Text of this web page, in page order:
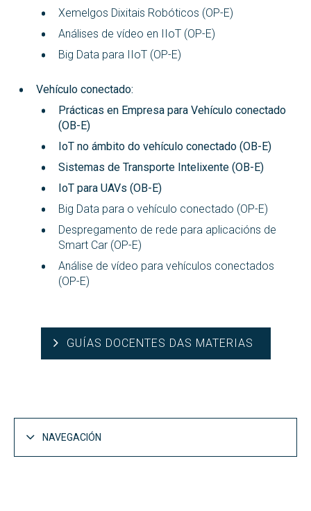
Xemelgos Dixitais Robóticos (OP-E)
Análises de vídeo en IIoT (OP-E)
Big Data para IIoT (OP-E)
Vehículo conectado:
Prácticas en Empresa para Vehículo conectado
(OB-E)
IoT no ámbito do vehículo conectado (OB-E)
Sistemas de Transporte Intelixente (OB-E)
IoT para UAVs (OB-E)
Big Data para o vehículo conectado (OP-E)
Despregamento de rede para aplicacións de
Smart Car (OP-E)
Análise de vídeo para vehículos conectados
(OP-E)
GUÍAS DOCENTES DAS MATERIAS
NAVEGACIÓN